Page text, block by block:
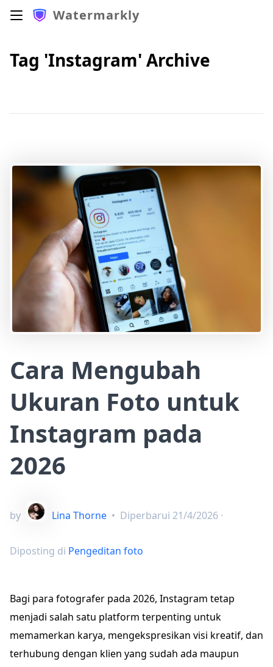
Watermarkly
Tag 'Instagram' Archive
Cara Mengubah
Ukuran Foto untuk
Instagram pada
2026
by Lina Thorne • Diperbarui 21/4/2026 ·
Diposting di Pengeditan foto
Bagi para fotografer pada 2026, Instagram tetap
menjadi salah satu platform terpenting untuk
memamerkan karya, mengekspresikan visi kreatif, dan
terhubung dengan klien yang sudah ada maupun